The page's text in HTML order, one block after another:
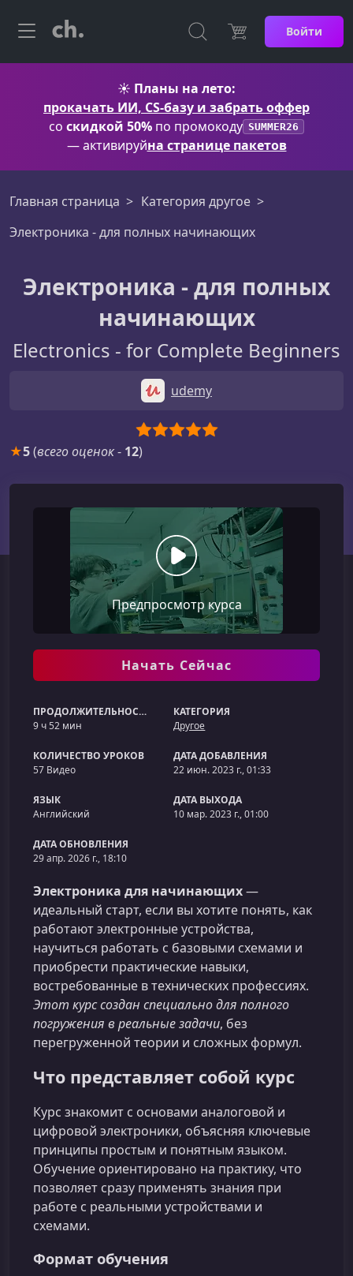
Войти
☀️ Планы на лето:
прокачать ИИ, CS-базу и забрать оффер
со скидкой 50% по промокоду SUMMER26
— активируйна странице пакетов
Главная страница
Категория другое
Электроника - для полных начинающих
Электроника - для полных
начинающих
Electronics - for Complete Beginners
udemy
★5(всего оценок- 12)
Предпросмотр курса
Начать Сейчас
ПРОДОЛЖИТЕЛЬНОСТЬ
9 ч 52 мин
КАТЕГОРИЯ
Другое
КОЛИЧЕСТВО УРОКОВ
57 Видео
ДАТА ДОБАВЛЕНИЯ
22 июн. 2023 г., 01:33
ЯЗЫК
Английский
ДАТА ВЫХОДА
10 мар. 2023 г., 01:00
ДАТА ОБНОВЛЕНИЯ
29 апр. 2026 г., 18:10
Электроника для начинающих—
идеальный старт, если вы хотите понять, как
работают электронные устройства,
научиться работать с базовыми схемами и
приобрести практические навыки,
востребованные в технических профессиях.
Этот курс создан специально для полного
погружения в реальные задачи, без
перегруженной теории и сложных формул.
Что представляет собой курс
Курс знакомит с основами аналоговой и
цифровой электроники, объясняя ключевые
принципы простым и понятным языком.
Обучение ориентировано на практику, что
позволяет сразу применять знания при
работе с реальными устройствами и
схемами.
Формат обучения